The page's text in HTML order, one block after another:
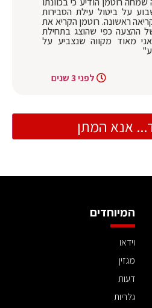
על ביטול עילת הסבירות
ראשונה. רוטמן הקריא את
ההצעה כפי שהוצג בתחילת
מאוד מקווה שנצביע על
לפני 3 שנים
אנא המתן
המיוחדים
וידאו
מגזין
דעות
גלריות